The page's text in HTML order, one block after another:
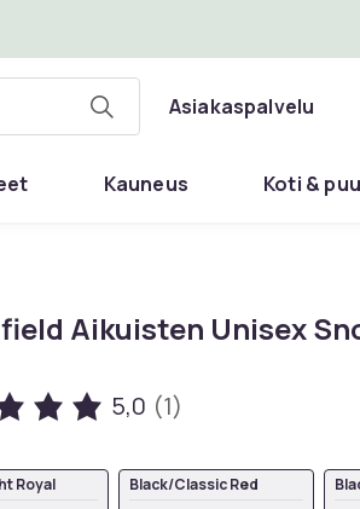
Asiakaspalvelu
Kauneus Koti &
Aikuisten Unisex
5,0 (1)
Royal
Black/Classic Red